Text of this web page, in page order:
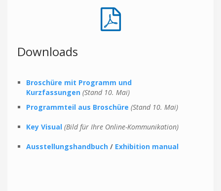
Downloads
Broschüre mit Programm und
Kurzfassungen (Stand 10. Mai)
Programmteil aus Broschüre (Stand 10. Mai)
Key Visual (Bild für Ihre Online-Kommunikation)
Ausstellungshandbuch / Exhibition manual